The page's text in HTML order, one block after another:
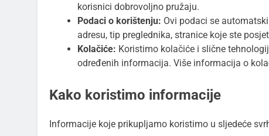
korisnici dobrovoljno pružaju.
Podaci o korištenju: Ovi podaci se
adresu, tip preglednika, stranice koje ste
Kolačiće: Koristimo kolačiće i slične
određenih informacija. Više informacija o
Kako koristimo informacije
Informacije koje prikupljamo koristimo u sljedeće